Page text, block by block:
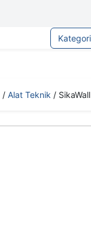
Kategori
/ Alat Teknik /